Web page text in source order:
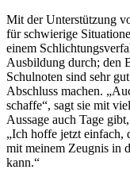
Mit der Unterstützung
für schwierige
einem
Ausbildung durch; den
Schulnoten sind sehr
Abschluss machen.
schaffe“, sagt sie mit
Aussage auch Tage
„Ich hoffe jetzt einfach,
mit meinem Zeugnis in
kann.“